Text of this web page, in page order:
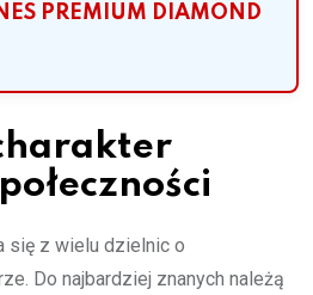
PREMIUM DIAMOND
się z wielu dzielnic o
Do najbardziej znanych należą